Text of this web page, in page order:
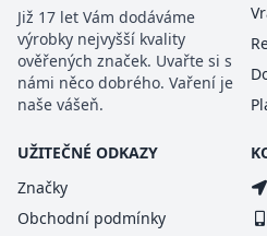
Již 17 let Vám dodáváme
výrobky nejvyšší kvality
ověřených značek. Uvařte si s
námi něco dobrého. Vaření je
naše vášeň.
UŽITEČNÉ ODKAZY
Značky
Obchodní podmínky